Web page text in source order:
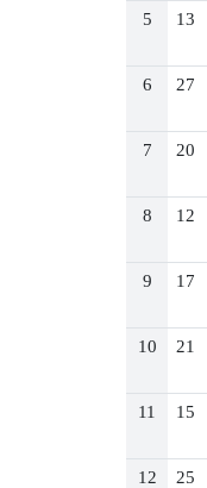
5 13
6 27
7 20
8 12
9 17
10 21
11 15
12 25